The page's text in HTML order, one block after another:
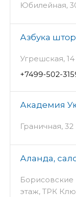
Юбилейная,
Азбука
Угрешская,
+7499-502-
Академия
Граничная, 32
Аланда,
Борисовские
этаж, ТРК